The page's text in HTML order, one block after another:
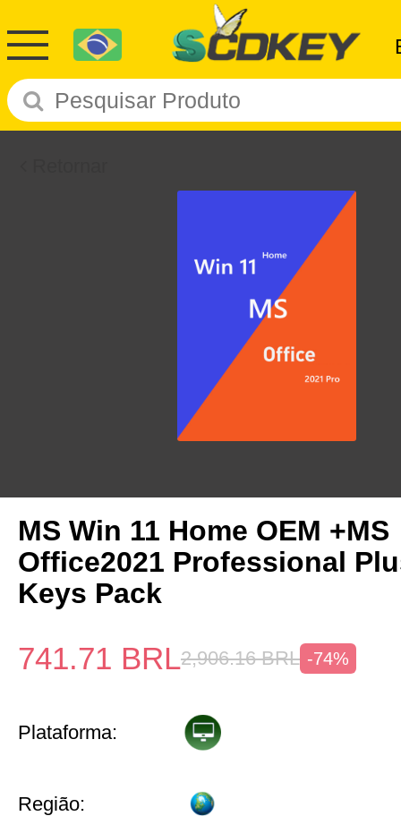
MS Win 11 Home OEM +MS
Office2021 Professional
Keys Pack
741.71 BRL2,906.16 BRL -74%
Plataforma:
Região: